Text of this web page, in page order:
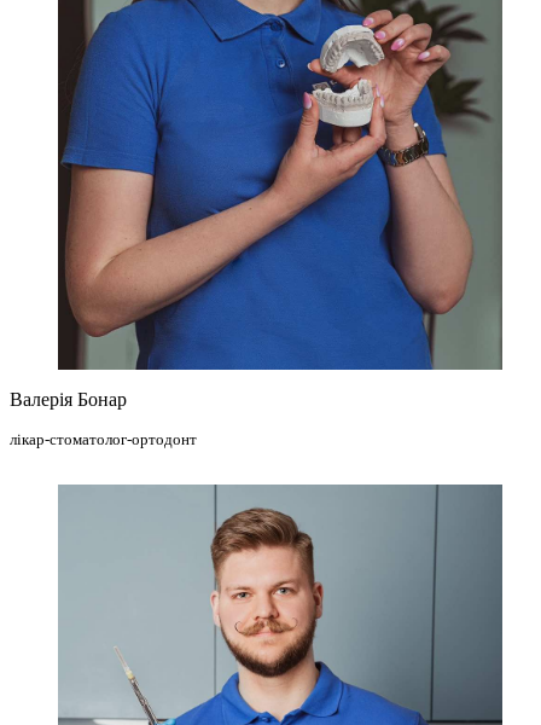
Валерія Бонар
лікар-стоматолог-ортодонт